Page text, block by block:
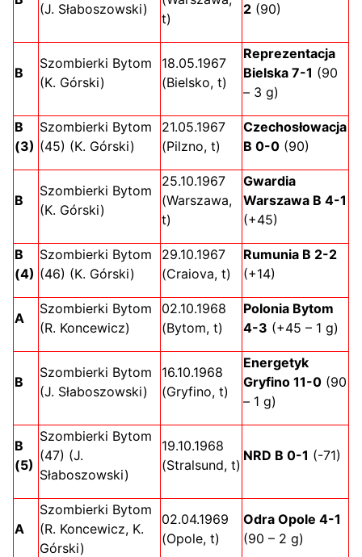
(J. Słaboszowski)
t)
2 (90)
B
Szombierki Bytom
(K. Górski)
18.05.1967
(Bielsko, t)
Reprezentacja
Bielska 7-1 (90
– 3 g)
B
(3)
Szombierki Bytom
(45) (K. Górski)
21.05.1967
(Pilzno, t)
Czechosłowacja
B 0-0 (90)
B
Szombierki Bytom
(K. Górski)
25.10.1967
(Warszawa,
t)
Gwardia
Warszawa B 4-1
(+45)
B
(4)
Szombierki Bytom
(46) (K. Górski)
29.10.1967
(Craiova, t)
Rumunia B 2-2
(+14)
A
Szombierki Bytom
(R. Koncewicz)
02.10.1968
(Bytom, t)
Polonia Bytom
4-3 (+45 – 1 g)
B
Szombierki Bytom
(J. Słaboszowski)
16.10.1968
(Gryfino, t)
Energetyk
Gryfino 11-0 (90
– 1 g)
B
(5)
Szombierki Bytom
(47) (J.
Słaboszowski)
19.10.1968
(Stralsund, t)
NRD B 0-1 (-71)
A
Szombierki Bytom
(R. Koncewicz, K.
Górski)
02.04.1969
(Opole, t)
Odra Opole 4-1
(90 – 2 g)